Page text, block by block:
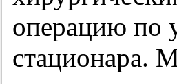
операцию по
стационара.